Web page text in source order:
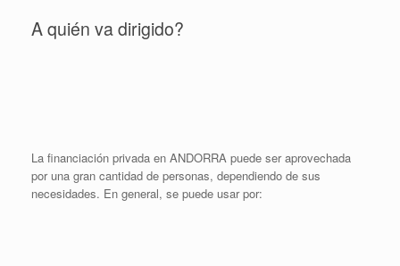
A quién va dirigido?
La financiación privada en ANDORRA puede ser aprovechada
por una gran cantidad de personas, dependiendo de sus
necesidades. En general, se puede usar por: